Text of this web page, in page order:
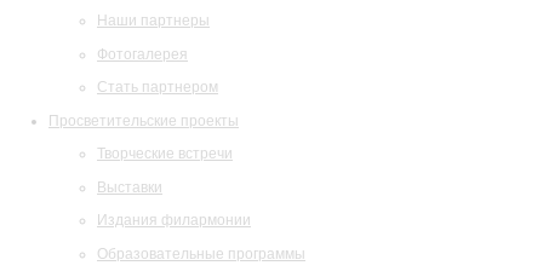
Наши партнеры
Фотогалерея
Стать партнером
Просветительские проекты
Творческие встречи
Выставки
Издания филармонии
Образовательные программы